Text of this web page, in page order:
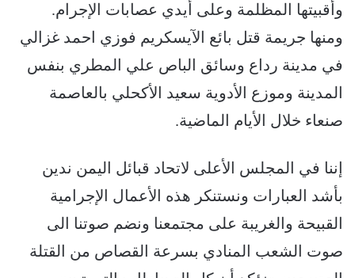
وأقبيتها المظلمة وعلى أيدي عصابات الإجرام.
ومنها جريمة قتل بائع الآيسكريم فوزي احمد غزالي
في مدينة رداع وسائق الباص علي المطري بنفس
المدينة وموزع الأدوية سعيد الأكحلي بالعاصمة
صنعاء خلال الأيام الماضية.
إننا في المجلس الأعلى لاتحاد قبائل اليمن ندين
بأشد العبارات ونستنكر هذه الأعمال الإجرامية
القبيحة والغريبة على مجتمعنا ونضم صوتنا الى
صوت الشعب المنادي بسرعة القصاص من القتلة